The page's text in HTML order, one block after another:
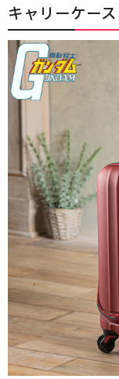
キャリーケース